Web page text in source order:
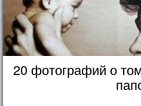
20 фотографий о